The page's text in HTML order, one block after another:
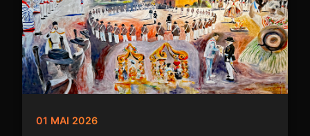
01 MAI 2026